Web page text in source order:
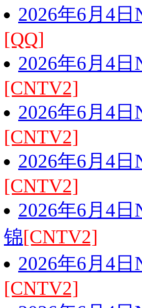
2026年6月4
[QQ]
2026年6月4
[CNTV2]
2026年6月4
[CNTV2]
2026年6月4
[CNTV2]
2026年6月4
锦[CNTV2]
2026年6月4
[CNTV2]